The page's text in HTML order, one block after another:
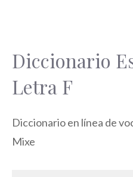
Diccionario
Letra F
Diccionario en línea de
Mixe